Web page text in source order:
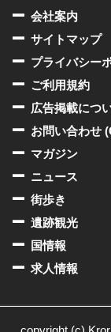
会社案内
サイトマップ
プライバシー
ご利用規約
広告掲載につ
お問い合わせ
マガジン
ニュース
街歩き
遺跡観光
国情報
求人情報